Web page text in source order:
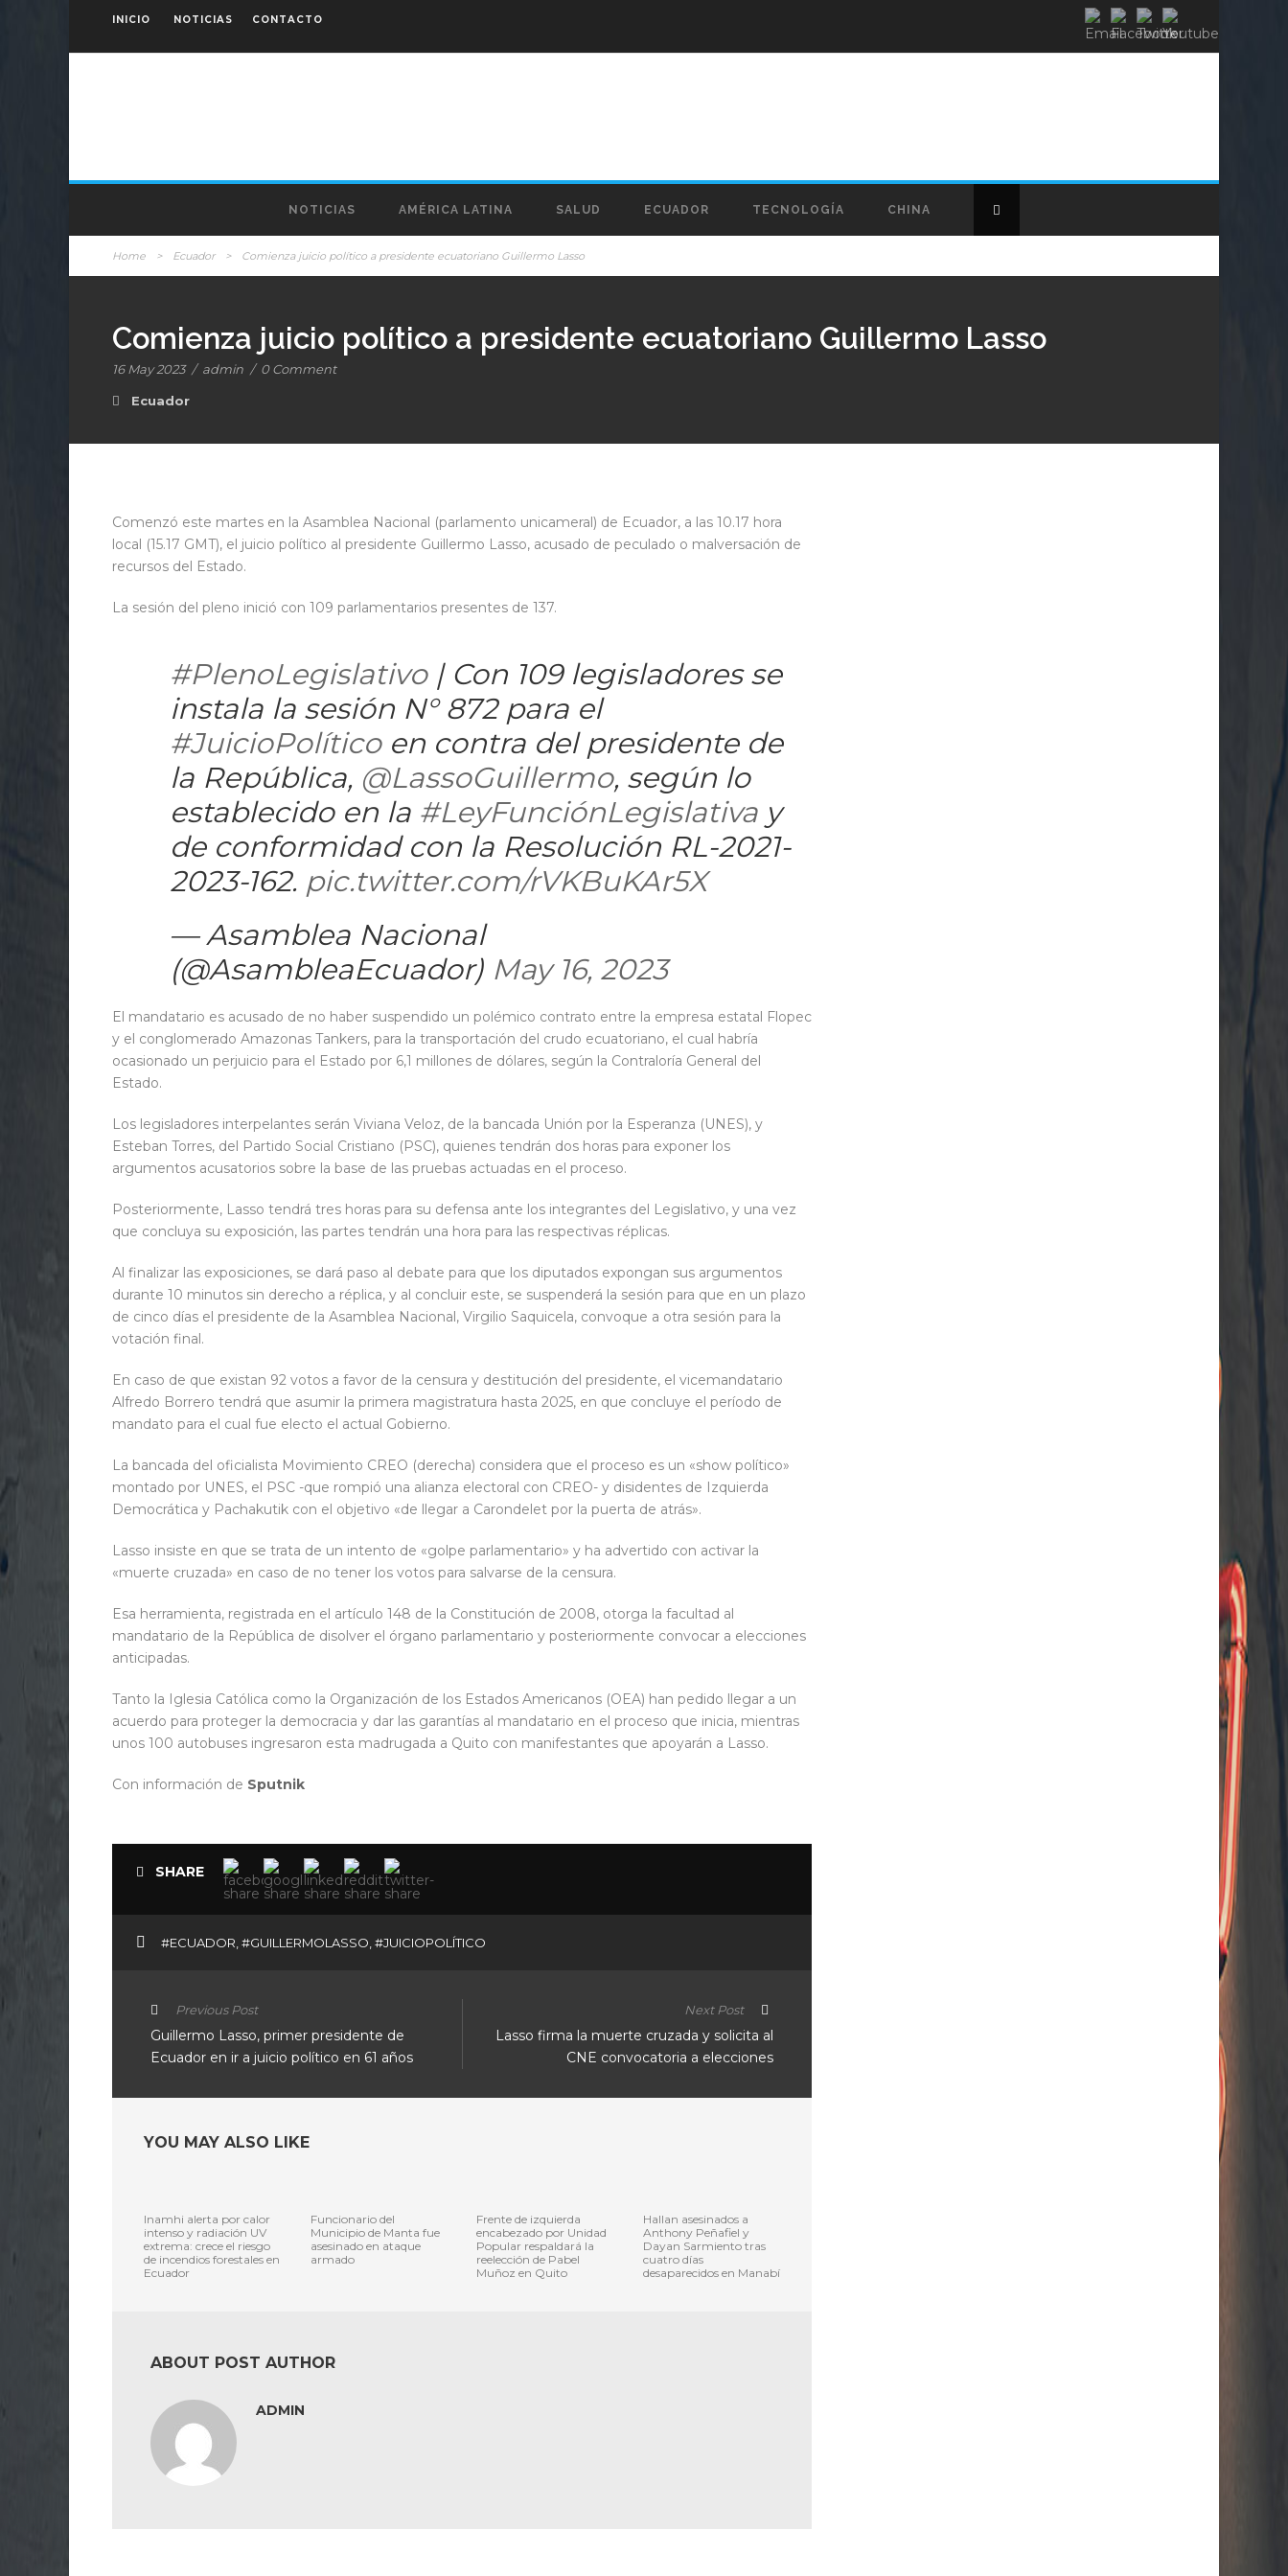
INICIO NOTICIAS CONTACTO
NOTICIAS AMÉRICA LATINA SALUD ECUADOR TECNOLOGÍA CHINA
Home > Ecuador > Comienza juicio político a presidente ecuatoriano Guillermo Lasso
Comienza juicio político a presidente ecuatoriano Guillermo Lasso
16 May 2023 / admin / 0 Comment
Ecuador
Comenzó este martes en la Asamblea Nacional (parlamento unicameral) de Ecuador, a las 10.17 hora
local (15.17 GMT), el juicio político al presidente Guillermo Lasso, acusado de peculado o malversación de
recursos del Estado.
La sesión del pleno inició con 109 parlamentarios presentes de 137.
#PlenoLegislativo| Con 109 legisladores se
instala la sesión N° 872 para el
#JuicioPolíticoen contra del presidente de
la República, @LassoGuillermo, según lo
establecido en la #LeyFunciónLegislativa y
de conformidad con la Resolución RL-2021-
2023-162. pic.twitter.com/rVKBuKAr5X
— Asamblea Nacional
(@AsambleaEcuador) May 16, 2023
El mandatario es acusado de no haber suspendido un polémico contrato entre la empresa estatal Flopec
y el conglomerado Amazonas Tankers, para la transportación del crudo ecuatoriano, el cual habría
ocasionado un perjuicio para el Estado por 6,1 millones de dólares, según la Contraloría General del
Estado.
Los legisladores interpelantes serán Viviana Veloz, de la bancada Unión por la Esperanza (UNES), y
Esteban Torres, del Partido Social Cristiano (PSC), quienes tendrán dos horas para exponer los
argumentos acusatorios sobre la base de las pruebas actuadas en el proceso.
Posteriormente, Lasso tendrá tres horas para su defensa ante los integrantes del Legislativo, y una vez
que concluya su exposición, las partes tendrán una hora para las respectivas réplicas.
Al finalizar las exposiciones, se dará paso al debate para que los diputados expongan sus argumentos
durante 10 minutos sin derecho a réplica, y al concluir este, se suspenderá la sesión para que en un plazo
de cinco días el presidente de la Asamblea Nacional, Virgilio Saquicela, convoque a otra sesión para la
votación final.
En caso de que existan 92 votos a favor de la censura y destitución del presidente, el vicemandatario
Alfredo Borrero tendrá que asumir la primera magistratura hasta 2025, en que concluye el período de
mandato para el cual fue electo el actual Gobierno.
La bancada del oficialista Movimiento CREO (derecha) considera que el proceso es un «show político»
montado por UNES, el PSC -que rompió una alianza electoral con CREO- y disidentes de Izquierda
Democrática y Pachakutik con el objetivo «de llegar a Carondelet por la puerta de atrás».
Lasso insiste en que se trata de un intento de «golpe parlamentario» y ha advertido con activar la
«muerte cruzada» en caso de no tener los votos para salvarse de la censura.
Esa herramienta, registrada en el artículo 148 de la Constitución de 2008, otorga la facultad al
mandatario de la República de disolver el órgano parlamentario y posteriormente convocar a elecciones
anticipadas.
Tanto la Iglesia Católica como la Organización de los Estados Americanos (OEA) han pedido llegar a un
acuerdo para proteger la democracia y dar las garantías al mandatario en el proceso que inicia, mientras
unos 100 autobuses ingresaron esta madrugada a Quito con manifestantes que apoyarán a Lasso.
Con información de Sputnik
SHARE
#ECUADOR #GUILLERMOLASSO #JUICIOPOLÍTICO
Previous Post
Guillermo Lasso, primer presidente de
Ecuador en ir a juicio político en 61 años
Next Post
Lasso firma la muerte cruzada y solicita al
CNE convocatoria a elecciones
YOU MAY ALSO LIKE
Inamhi alerta por calor
intenso y radiación UV
extrema: crece el riesgo
de incendios forestales en
Ecuador
Funcionario del
Municipio de Manta fue
asesinado en ataque
armado
Frente de izquierda
encabezado por Unidad
Popular respaldará la
reelección de Pabel
Muñoz en Quito
Hallan asesinados a
Anthony Peñafiel y
Dayan Sarmiento tras
cuatro días
desaparecidos en Manabí
ABOUT POST AUTHOR
ADMIN